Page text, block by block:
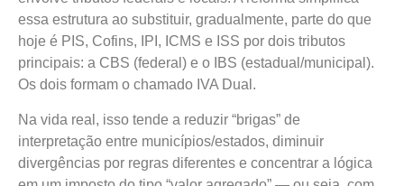
essa estrutura ao substituir, gradualmente, parte do que
hoje é PIS, Cofins, IPI, ICMS e ISS por dois tributos
principais: a CBS (federal) e o IBS (estadual/municipal).
Os dois formam o chamado IVA Dual.
Na vida real, isso tende a reduzir “brigas” de
interpretação entre municípios/estados, diminuir
divergências por regras diferentes e concentrar a lógica